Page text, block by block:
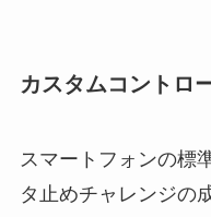
カスタムコントロ
スマートフォンの標
タ止めチャレンジの